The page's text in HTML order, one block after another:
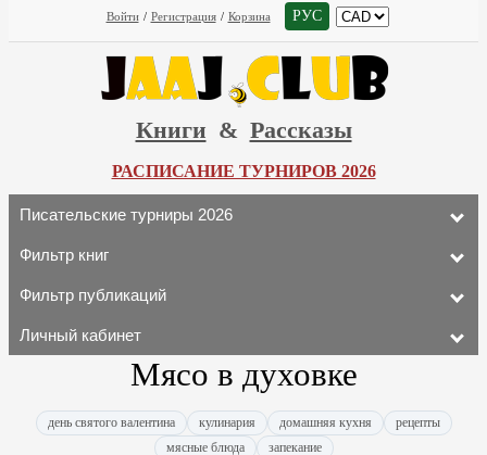
Войти / Регистрация / Корзина РУС
Книги & Рассказы
РАСПИСАНИЕ ТУРНИРОВ 2026
Писательские турниры 2026
Фильтр книг
Фильтр публикаций
Личный кабинет
Мясо в духовке
день святого валентина кулинария домашняя кухня
рецепты
мясные блюда
запекание